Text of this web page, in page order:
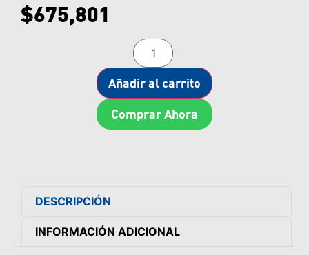
$675,801
Añadir al carrito
Comprar Ahora
DESCRIPCIÓN
INFORMACIÓN ADICIONAL